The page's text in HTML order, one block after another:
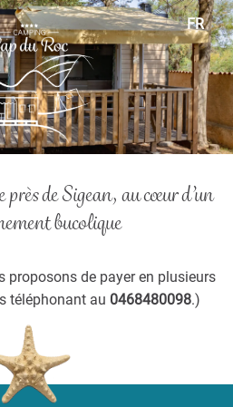
FR
EN
ES
DE
NL
de Sigean, au cœur d’un
bucolique
proposons de payer en plusieurs
téléphonant au 0468480098.)